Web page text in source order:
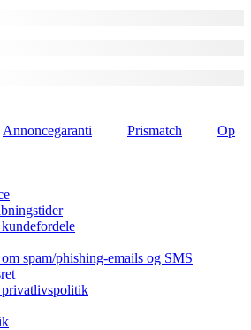
Annoncegaranti Prismatch
Op
spam/phishing-emails og SMS
privatlivspolitik